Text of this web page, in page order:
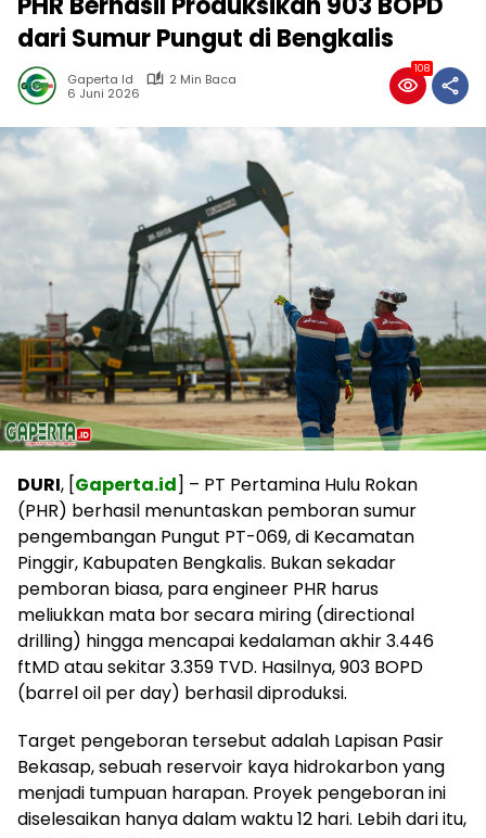
dari Sumur Pungut di Bengkalis
Gaperta Id
2 Min Baca
6 Juni 2026
108
DURI, [Gaperta.id] – PT Pertamina Hulu Rokan
(PHR) berhasil menuntaskan pemboran sumur
pengembangan Pungut PT-069, di Kecamatan
Pinggir, Kabupaten Bengkalis. Bukan sekadar
pemboran biasa, para engineer PHR harus
meliukkan mata bor secara miring (directional
drilling) hingga mencapai kedalaman akhir 3.446
ftMD atau sekitar 3.359 TVD. Hasilnya, 903 BOPD
(barrel oil per day) berhasil diproduksi.
Target pengeboran tersebut adalah Lapisan Pasir
Bekasap, sebuah reservoir kaya hidrokarbon yang
menjadi tumpuan harapan. Proyek pengeboran ini
diselesaikan hanya dalam waktu 12 hari. Lebih dari itu,